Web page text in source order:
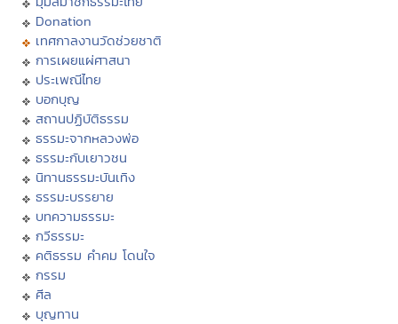
Donation
เทศกาลงานวัดช่วยชาติ
การเผยแผ่ศาสนา
ประเพณีไทย
บอกบุญ
สถานปฏิบัติธรรม
ธรรมะจากหลวงพ่อ
ธรรมะกับเยาวชน
นิทานธรรมะบันเทิง
ธรรมะบรรยาย
บทความธรรมะ
กวีธรรมะ
คติธรรม คำคม โดนใจ
กรรม
ศีล
บุญทาน